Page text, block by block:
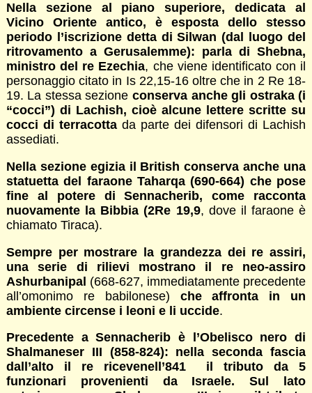
Nella sezione al piano superiore, dedicata al
Vicino Oriente antico, è esposta dello stesso
periodo l’iscrizione detta di Silwan (dal luogo del
ritrovamento a Gerusalemme): parla di Shebna,
ministro del re Ezechia, che viene identificato con il
personaggio citato in Is 22,15-16 oltre che in 2 Re 18-
19. La stessa sezione conserva anche gli ostraka (i
“cocci”) di Lachish, cioè alcune lettere scritte su
cocci di terracottada parte dei difensori di Lachish
assediati.
Nella sezione egizia il British conserva anche una
statuetta del faraone Taharqa (690-664) che pose
fine al potere di Sennacherib, come racconta
nuovamente la Bibbia (2Re 19,9, dove il faraone è
chiamato Tiraca).
Sempre per mostrare la grandezza dei re assiri,
una serie di rilievi mostrano il re neo-assiro
Ashurbanipal (668-627, immediatamente precedente
all’omonimo re babilonese) che affronta in un
ambiente circense i leoni e li uccide.
Precedente a Sennacherib è l’Obelisco nero di
Shalmaneser III (858-824): nella seconda fascia
dall’alto il re ricevenell’841 il tributo da 5
funzionari provenienti da Israele. Sul lato